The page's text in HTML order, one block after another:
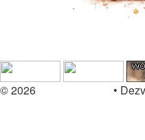
© 2026 •